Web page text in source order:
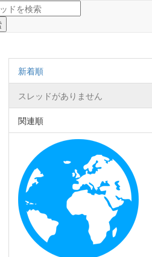
新着順
スレッドがありません
関連順